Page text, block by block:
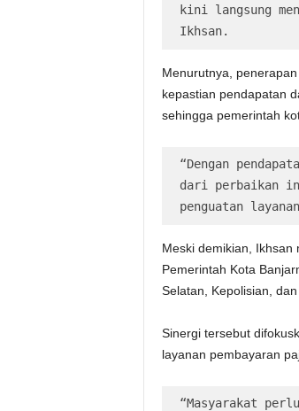
kini langsung
Ikhsan.
Menurutnya,
kepastian pendapatan
sehingga pemerintah
“Dengan
dari perbaikan
penguatan
Meski demikian, Ikhsan
Pemerintah Kota
Selatan, Kepolisian,
Sinergi tersebut
layanan pembayaran
“Masyarakat